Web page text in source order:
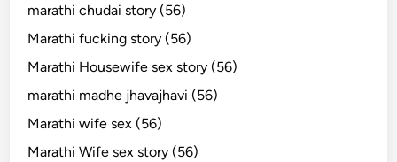
marathi chudai story (56)
Marathi fucking story (56)
Marathi Housewife sex story (56)
marathi madhe jhavajhavi (56)
Marathi wife sex (56)
Marathi Wife sex story (56)